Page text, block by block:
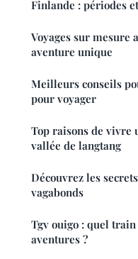
Finlande : périodes
Voyages sur mesure
aventure unique
Meilleurs conseils
pour voyager
Top raisons de vivre
vallée de langtang
Découvrez les
vagabonds
Tgv ouigo : quel
aventures ?